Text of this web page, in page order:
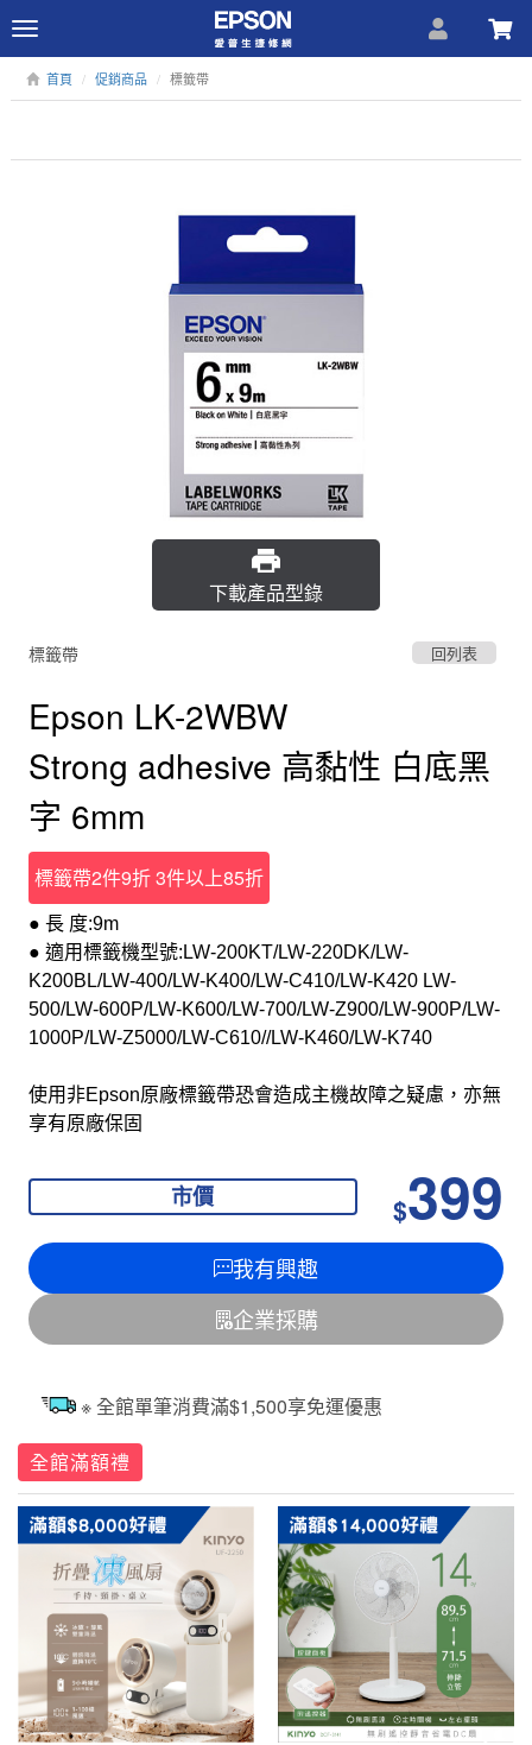
Toggle
navigation
首頁 促銷商品 標籤帶
下載產品型錄
標籤帶 回列表
Epson LK-2WBW
Strong adhesive 高黏性 白底黑
字 6mm
標籤帶2件9折 3件以上85折
● 長 度:9m
● 適用標籤機型號:LW-200KT/LW-220DK/LW-
K200BL/LW-400/LW-K400/LW-C410/LW-K420 LW-
500/LW-600P/LW-K600/LW-700/LW-Z900/LW-900P/LW-
1000P/LW-Z5000/LW-C610//LW-K460/LW-K740
使用非Epson原廠標籤帶恐會造成主機故障之疑慮，亦無
享有原廠保固
市價 $399
我有興趣
企業採購
※ 全館單筆消費滿$1,500享免運優惠
全館滿額禮